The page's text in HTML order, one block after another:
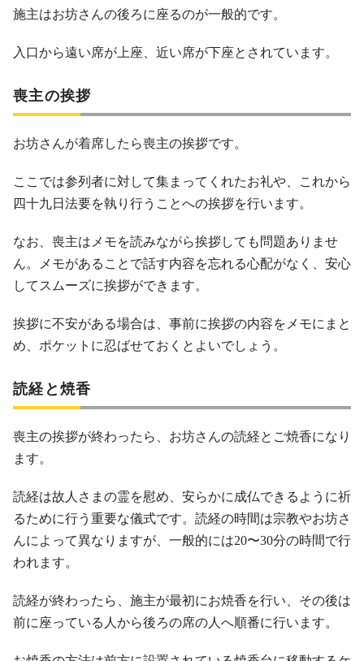
施主はお坊さんの後ろに座るのが一般的です。
入口から遠い席が上座、近い席が下座とされています。
喪主の挨拶
お坊さんが着席したら喪主の挨拶です。
ここでは参列者に対して集まってくれたお礼や、これから
四十九日法要を執り行うことへの挨拶を行います。
なお、喪主はメモを読みながら挨拶しても問題ありませ
ん。メモがあることで話す内容を忘れる心配がなく、安心
してスムーズに挨拶ができます。
挨拶に不安がある場合は、事前に挨拶の内容をメモにまと
め、ポケットに忍ばせておくとよいでしょう。
読経と焼香
喪主の挨拶が終わったら、お坊さんの読経とご焼香になり
ます。
読経は故人さまの霊を慰め、安らかに成仏できるように祈
るために行う重要な儀式です。読経の時間は宗教やお坊さ
んによって異なりますが、一般的には20〜30分の時間で行
われます。
読経が終わったら、施主が最初にお焼香を行い、その後は
前に座っている人から後ろの席の人へ順番に行います。